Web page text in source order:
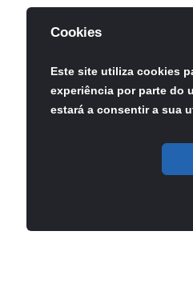
Cookies
Este site utiliza cookies
experiência por parte do
estará a consentir a sua